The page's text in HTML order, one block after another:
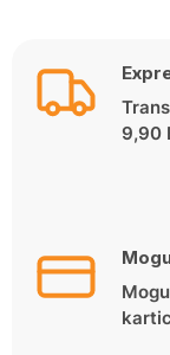
9,90